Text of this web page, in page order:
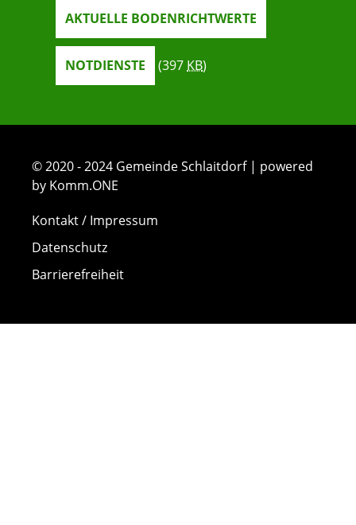
AKTUELLE BODENRICHTWERTE
NOTDIENSTE (397 KB)
© 2020 - 2024 Gemeinde Schlaitdorf | powered
by Komm.ONE
Kontakt / Impressum
Datenschutz
Barrierefreiheit